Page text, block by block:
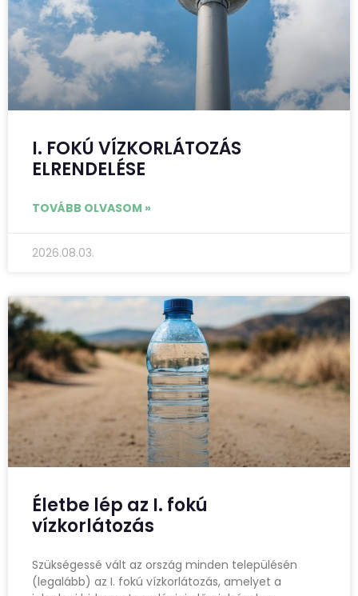
I. FOKÚ VÍZKORLÁTOZÁS
ELRENDELÉSE
TOVÁBB OLVASOM »
2026.08.03.
Életbe lép az I. fokú
vízkorlátozás
Szükségessé vált az ország minden településén
(legalább) az I. fokú vízkorlátozás, amelyet a